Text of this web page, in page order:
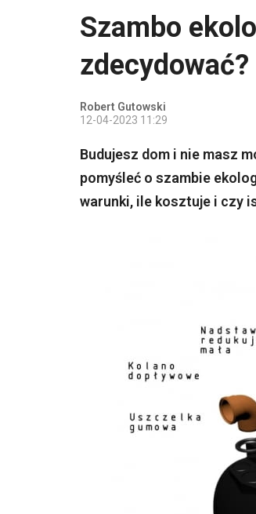
Szambo
zdecydować?
Robert Gutowski
12-04-2023 11:29
Budujesz dom i nie masz
pomyśleć o szambie
warunki, ile kosztuje i czy